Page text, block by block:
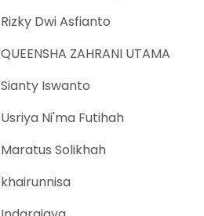
Rizky Dwi Asfianto
QUEENSHA ZAHRANI UTAMA
Sianty Iswanto
Usriya Ni'ma Futihah
Maratus Solikhah
khairunnisa